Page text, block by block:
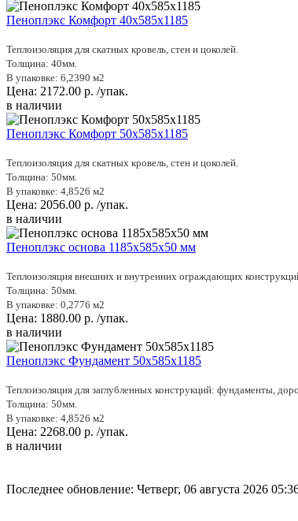
Пеноплэкс Комфорт 40х585х1185
Теплоизоляция для скатных кровель, стен и цоколей.
Толщина: 40мм.
В упаковке: 6,2390 м2
Цена: 2172.00 р. /упак.
в наличии
Пеноплэкс Комфорт 50х585х1185
Теплоизоляция для скатных кровель, стен и цоколей.
Толщина: 50мм.
В упаковке: 4,8526 м2
Цена: 2056.00 р. /упак.
в наличии
Пеноплэкс основа 1185х585х50 мм
Теплоизоляция внешних и внутренних ограждающих
Толщина: 50мм.
В упаковке: 0,2776 м2
Цена: 1880.00 р. /упак.
в наличии
Пеноплэкс Фундамент 50х585х1185
Теплоизоляция для заглубленных конструкций: фундаменты,
Толщина: 50мм.
В упаковке: 4,8526 м2
Цена: 2268.00 р. /упак.
в наличии
Последнее обновление: Четверг, 06 августа 2026